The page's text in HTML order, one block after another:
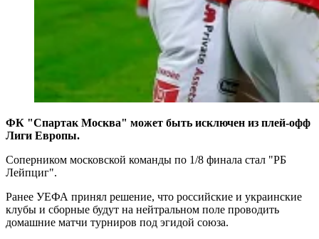
ФК "Спартак Москва" может быть исключен из плей-офф
Лиги Европы.
Соперником московской команды по 1/8 финала стал "РБ
Лейпциг".
Ранее УЕФА принял решение, что российские и украинские
клубы и сборные будут на нейтральном поле проводить
домашние матчи турниров под эгидой союза.